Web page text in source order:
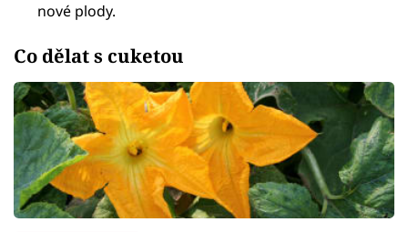
nové plody.
Co dělat s cuketou